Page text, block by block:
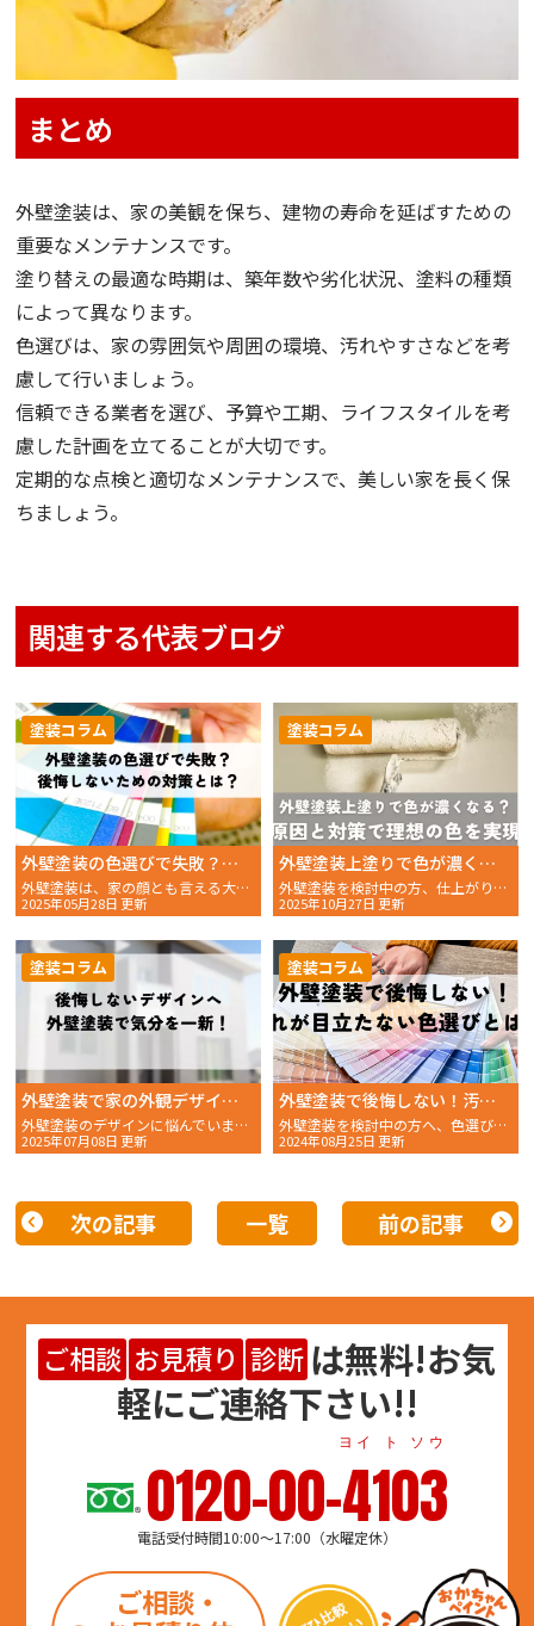
まとめ
外壁塗装は、家の美観を保ち、建物の寿命を延ばすための
重要なメンテナンスです。
塗り替えの最適な時期は、築年数や劣化状況、塗料の種類
によって異なります。
色選びは、家の雰囲気や周囲の環境、汚れやすさなどを考
慮して行いましょう。
信頼できる業者を選び、予算や工期、ライフスタイルを考
慮した計画を立てることが大切です。
定期的な点検と適切なメンテナンスで、美しい家を長く保
ちましょう。
関連する代表ブログ
外壁塗装の色選びで失敗？後悔しないための対策とは？
外壁塗装は、家の顔とも言える大切な工事です。 せっかくの塗
2025年05月28日 更新
塗装コラム
外壁塗装上塗りで色が濃くなる？原因と対策で理想の色を実現
外壁塗装を検討中の方、仕上がりの色に不安を感じていませんか？せっかくのマイホーム、理想の色合いで美し……
2025年10月27日 更新
塗装コラム
外壁塗装で家の外観デザインを一新！後悔しないデザインにするためのポイントをご紹介
外壁塗装のデザインに悩んでいませんか？せっかくのマイホーム、理想の外観にしたいですよね。 色選びや素材との調和、そして予算配分…様々な要素が絡み合い、迷ってしまうのも当然です。
2025年07月08日 更新
塗装コラム
外壁塗装で後悔しない！汚れが目立たない色選びとは？
外壁塗装を検討中の方へ、色選びで迷っていませんか。せっか
2024年08月25日 更新
塗装コラム
次の記事 一覧 前の記事
ご相談 お見積り 診断 は無料!お気
軽にご連絡下さい!!
0120-00-4103
ヨイ ト ソウ
電話受付時間10:00～17:00（水曜定休）
ご相談・